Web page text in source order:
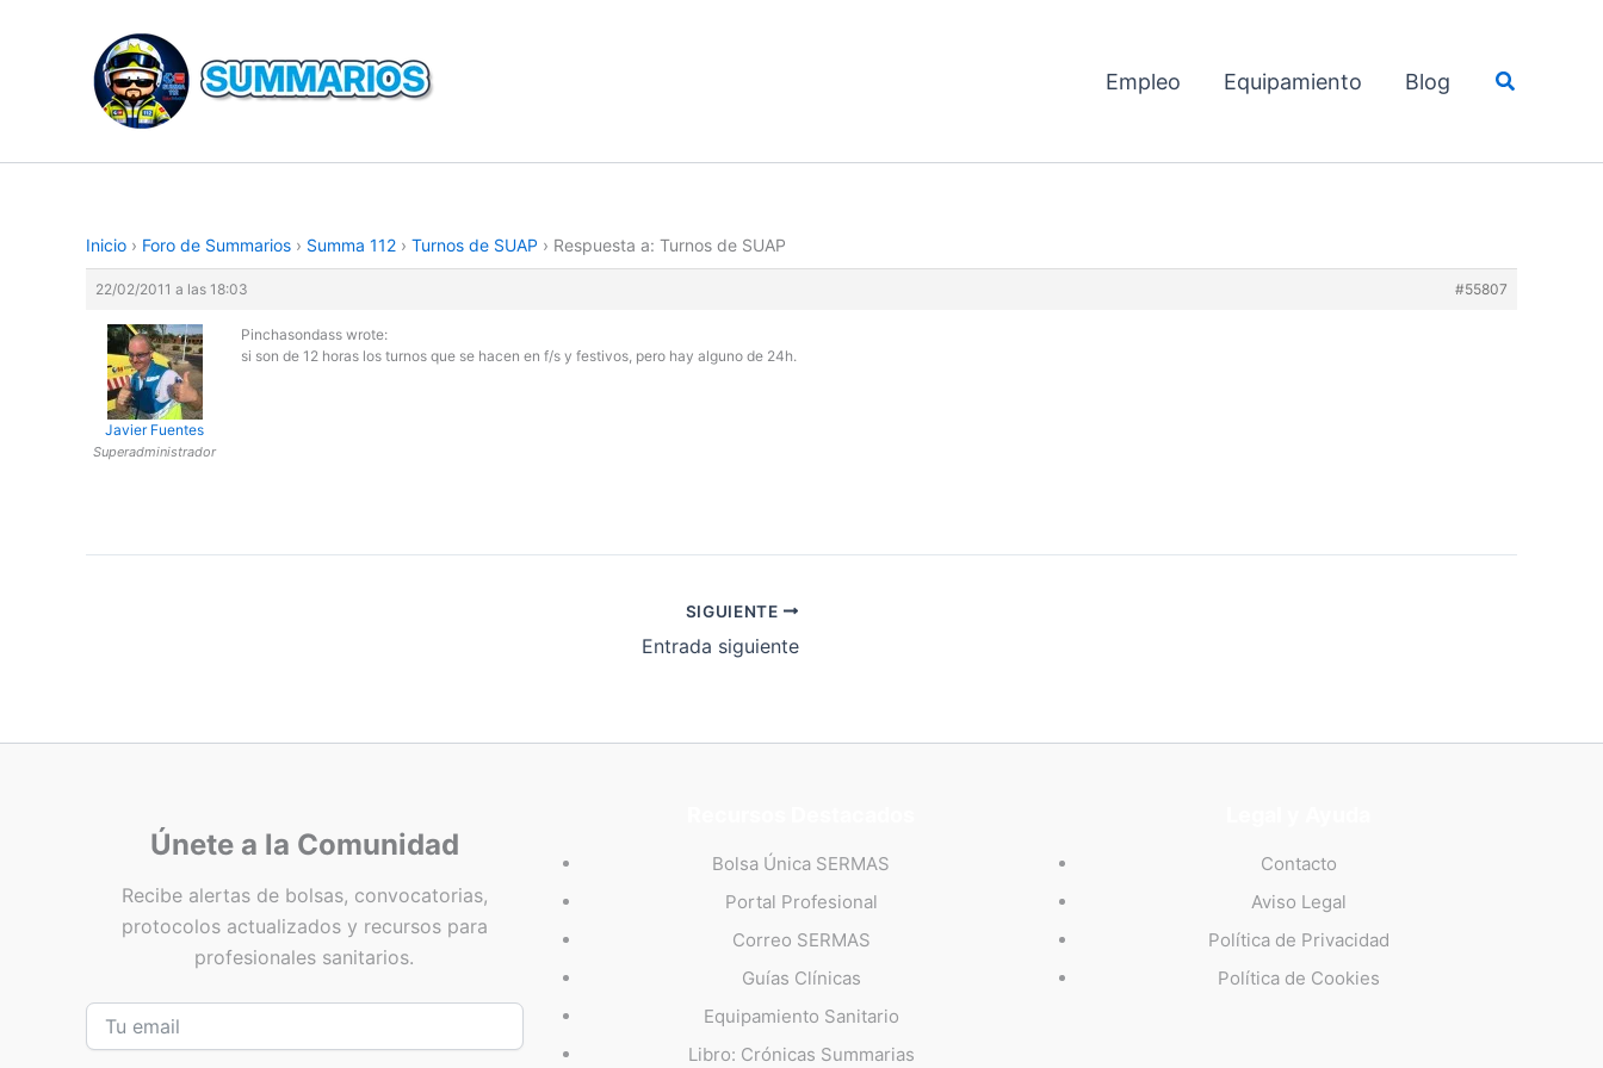
contenido
Empleo Equipamiento Blog Buscar
Inicio › Foro de Summarios › Summa 112 › Turnos de SUAP › Respuesta a: Turnos de SUAP
22/02/2011 a las 18:03 #55807
Javier Fuentes
Superadministrador
Pinchasondass wrote:
si son de 12 horas los turnos que se hacen en f/s y festivos, pero hay alguno de 24h.
SIGUIENTE
Entrada siguiente
Únete a la Comunidad
Recibe alertas de bolsas, convocatorias,
protocolos actualizados y recursos para
profesionales sanitarios.
Bolsa Única SERMAS
Portal Profesional
Correo SERMAS
Guías Clínicas
Equipamiento Sanitario
Libro: Crónicas Summarias
Contacto
Aviso Legal
Política de Privacidad
Política de Cookies